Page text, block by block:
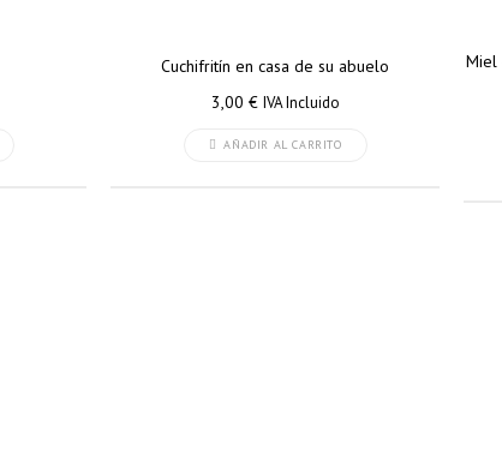
Cuchifritín en casa de su abuelo
3,00 € IVA Incluido
AÑADIR AL CARRITO
Miel